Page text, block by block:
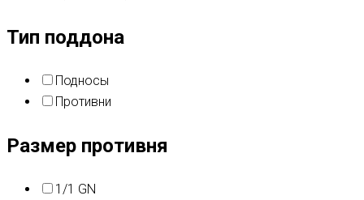
Тип поддона
Подносы
Противни
Размер противня
1/1 GN